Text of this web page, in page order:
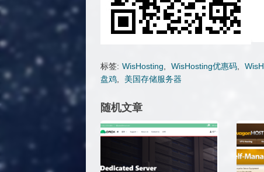
标签: WisHosting, WisHosting优惠码,
盘鸡, 美国存储服务器
随机文章